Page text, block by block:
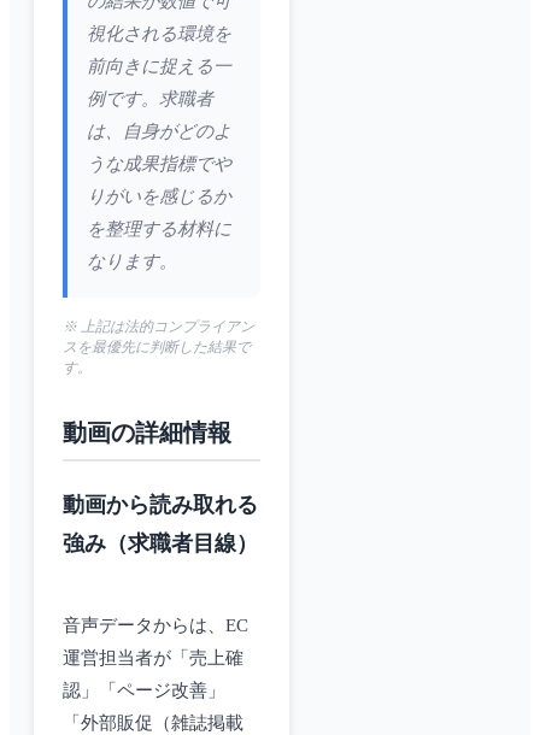
視化される環境を
前向きに捉える一
例です。求職者
は、自身がどのよ
うな成果指標でや
りがいを感じるか
を整理する材料に
なります。
※ 上記は法的コンプライアン
スを最優先に判断した結果で
す。
動画の詳細情報
動画から読み取れる
強み（求職者目線）
音声データからは、EC
運営担当者が「売上確
認」「ページ改善」
「外部販促（雑誌掲載